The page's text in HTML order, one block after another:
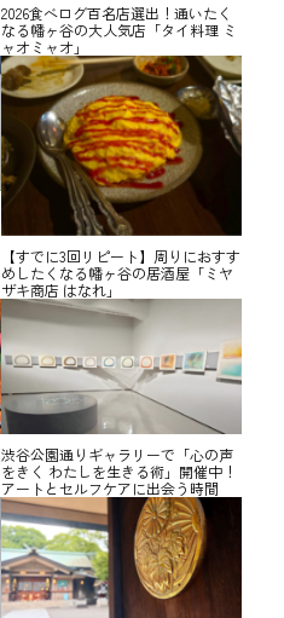
2026食べログ百名店選出！通いたく
なる幡ヶ谷の大人気店「タイ料理 ミ
ャオミャオ」
【すでに3回リピート】周りにおすす
めしたくなる幡ヶ谷の居酒屋「ミヤ
ザキ商店 はなれ」
渋谷公園通りギャラリーで「心の声
をきく わたしを生きる術」開催中！
アートとセルフケアに出会う時間